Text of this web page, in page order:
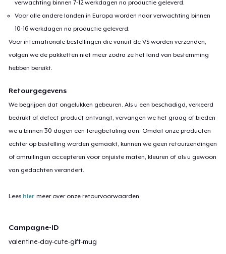
verwachting binnen 7-12 werkdagen na productie geleverd.
Voor alle andere landen in Europa worden naar verwachting binnen
10-16 werkdagen na productie geleverd.
Voor internationale bestellingen die vanuit de VS worden verzonden,
volgen we de pakketten niet meer zodra ze het land van bestemming
hebben bereikt.
Retourgegevens
We begrijpen dat ongelukken gebeuren. Als u een beschadigd, verkeerd
bedrukt of defect product ontvangt, vervangen we het graag of bieden
we u binnen 30 dagen een terugbetaling aan. Omdat onze producten
echter op bestelling worden gemaakt, kunnen we geen retourzendingen
of omruilingen accepteren voor onjuiste maten, kleuren of als u gewoon
van gedachten verandert.
Lees hier meer over onze retourvoorwaarden.
Campagne-ID
valentine-day-cute-gift-mug